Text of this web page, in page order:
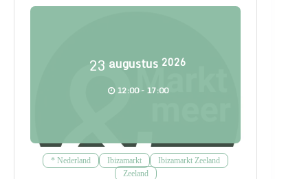
23 augustus 2026
12:00 - 17:00
* Nederland Ibizamarkt
Ibizamarkt Zeeland
Zeeland